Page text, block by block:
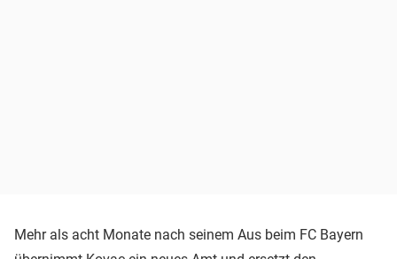
Mehr als acht Monate nach seinem Aus beim FC Bayern